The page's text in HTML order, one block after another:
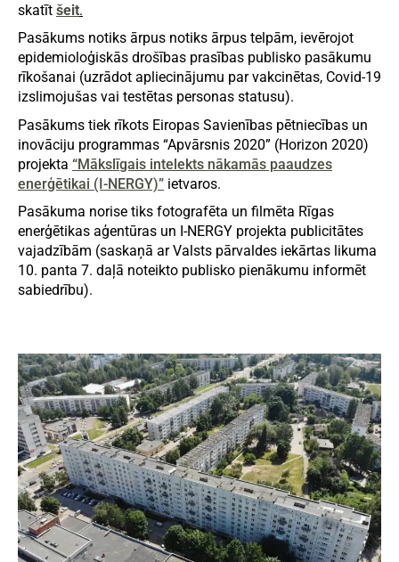
skatīt šeit.
Pasākums notiks ārpus notiks ārpus telpām, ievērojot
epidemioloģiskās drošības prasības publisko pasākumu
rīkošanai (uzrādot apliecinājumu par vakcinētas, Covid-19
izslimojušas vai testētas personas statusu).
Pasākums tiek rīkots Eiropas Savienības pētniecības un
inovāciju programmas “Apvārsnis 2020” (Horizon 2020)
projekta “Mākslīgais intelekts nākamās paaudzes
enerģētikai (I-NERGY)” ietvaros.
Pasākuma norise tiks fotografēta un filmēta Rīgas
enerģētikas aģentūras un I-NERGY projekta publicitātes
vajadzībām (saskaņā ar Valsts pārvaldes iekārtas likuma
10. panta 7. daļā noteikto publisko pienākumu informēt
sabiedrību).